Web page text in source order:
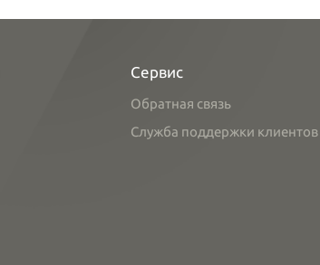
Сервис
Обратная связь
Служба поддержки клиентов